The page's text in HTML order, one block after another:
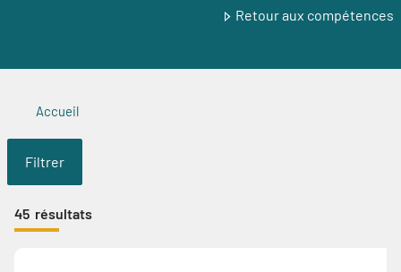
Retour aux compétences
Accueil
Filtrer
45 résultats